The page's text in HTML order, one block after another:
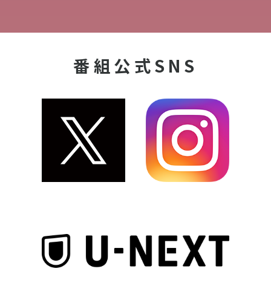
番組公式SNS